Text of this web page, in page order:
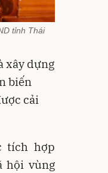
tỉnh Thái
xây dựng
biến
cải
tích hợp
hội vùng